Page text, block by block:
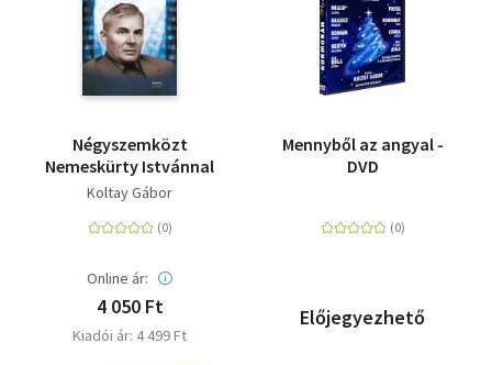
Négyszemközt
Nemeskürty Istvánnal
Koltay Gábor
Online ár:
4 050 Ft
Kiadói ár: 4 499 Ft
Mennyből az angyal -
DVD
Előjegyezhető